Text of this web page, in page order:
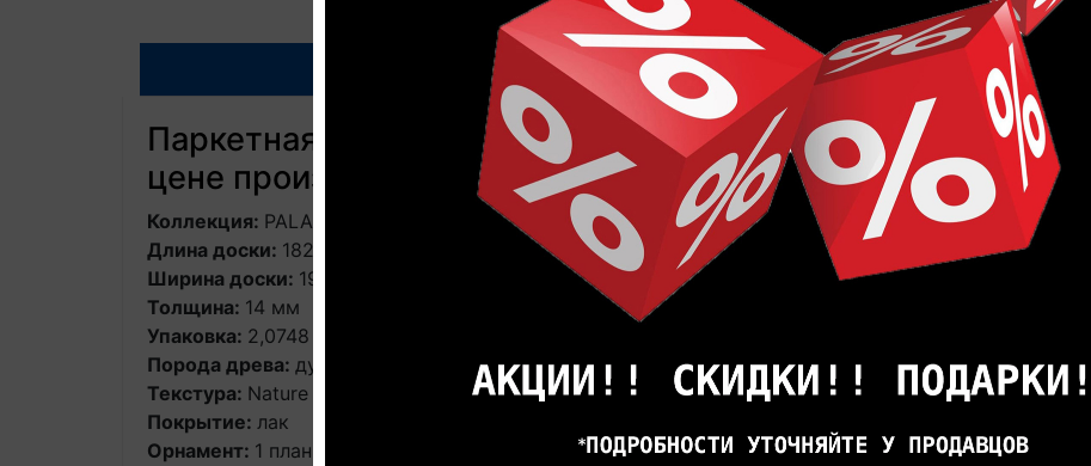
Характеристики
Паркетная доска Quick-Step PALAZZO PAL3795S Дуб
цене производителя
Коллекция: PALAZZO
Длина доски: 182 см
Ширина доски: 19 см
Толщина: 14 мм
Упаковка: 2,0748 кв.м.
Порода древа: дуб
Текстура: Nature (естественный)
Покрытие: лак
Орнамент: 1 планка